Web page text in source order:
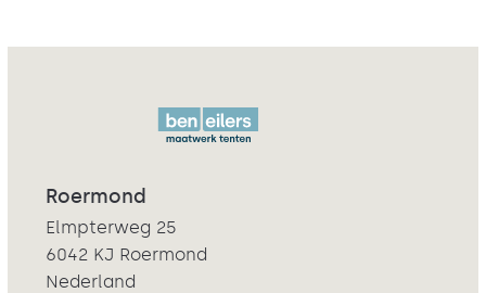
We kunnen dan aan de hand van
passende prijsopgave maken.
Maakt u van tevoren even een
koffie en Limburgse vlaai.
Roermond
Elmpterweg 25
6042 KJ Roermond
Nederland